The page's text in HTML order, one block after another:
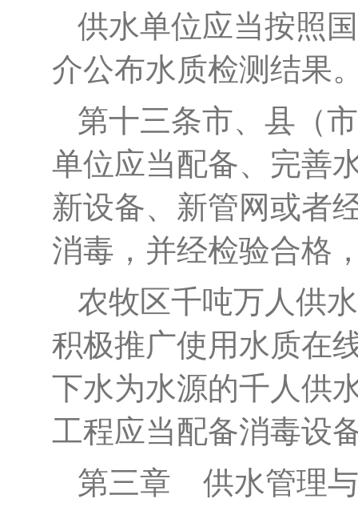
供水单位应当按照
介公布水质检测结果
第十三条市、县（
单位应当配备、完善
新设备、新管网或者
消毒，并经检验合格
农牧区千吨万人供
积极推广使用水质在
下水为水源的千人供
工程应当配备消毒设
第三章
供水管理